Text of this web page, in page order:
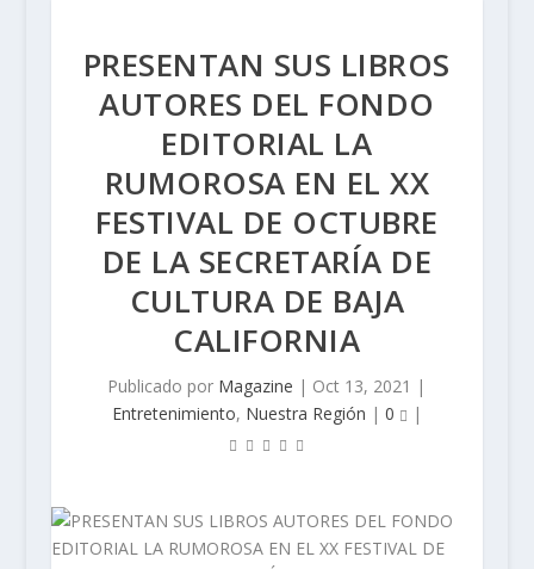
PRESENTAN SUS LIBROS
AUTORES DEL FONDO
EDITORIAL LA
RUMOROSA EN EL XX
FESTIVAL DE OCTUBRE
DE LA SECRETARÍA DE
CULTURA DE BAJA
CALIFORNIA
Publicado por Magazine | Oct 13, 2021 |
Entretenimiento, Nuestra Región | 0 |